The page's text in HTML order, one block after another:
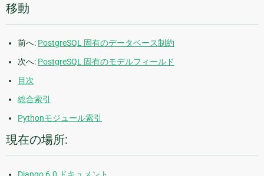
移動
前へ: PostgreSQL 固有のデータベース制約
次へ: PostgreSQL 固有のモデルフィールド
目次
総合索引
Pythonモジュール索引
現在の場所: